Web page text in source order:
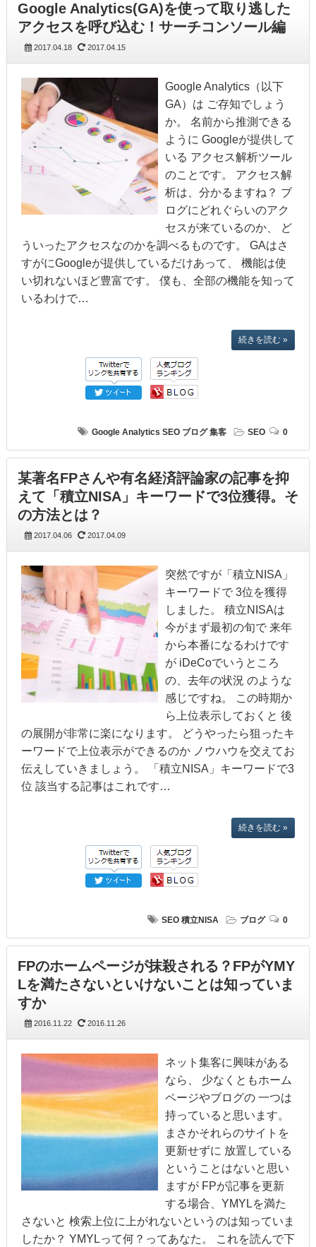
Google Analytics(GA)を使って取り逃した
アクセスを呼び込む！サーチコンソール編
2017.04.18 2017.04.15
Google Analytics（以下
GA）は ご存知でしょう
か。 名前から推測できる
ように Googleが提供して
いる アクセス解析ツール
のことです。 アクセス解
析は、分かるますね？ ブ
ログにどれぐらいのアク
セスが来ているのか、 ど
ういったアクセスなのかを調べるものです。 GAはさ
すがにGoogleが提供しているだけあって、 機能は使
い切れないほど豊富です。 僕も、全部の機能を知って
いるわけで…
続きを読む »
Google Analytics SEO ブログ 集客 SEO 0
某著名FPさんや有名経済評論家の記事を抑
えて「積立NISA」キーワードで3位獲得。そ
の方法とは？
2017.04.06 2017.04.09
突然ですが「積立NISA」
キーワードで 3位を獲得
しました。 積立NISAは
今がまず最初の旬で 来年
から本番になるわけです
が iDeCoでいうところ
の、去年の状況 のような
感じですね。 この時期か
ら上位表示しておくと 後
の展開が非常に楽になります。 どうやったら狙ったキ
ーワードで上位表示ができるのか ノウハウを交えてお
伝えしていきましょう。 「積立NISA」キーワードで3
位 該当する記事はこれです…
続きを読む »
SEO 積立NISA ブログ 0
FPのホームページが抹殺される？FPがYMY
Lを満たさないといけないことは知っていま
すか
2016.11.22 2016.11.26
ネット集客に興味がある
なら、 少なくともホーム
ページやブログの 一つは
持っていると思います。
まさかそれらのサイトを
更新せずに 放置している
ということはないと思い
ますが FPが記事を更新
する場合、YMYLを満た
さないと 検索上位に上がれないというのは知っていま
したか？ YMYLって何？ってあなた。 これを読んで下